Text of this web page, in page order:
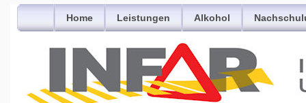
Home Leistungen Alkohol